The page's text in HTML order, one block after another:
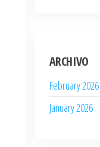
ARCHIVO
February 2026
January 2026